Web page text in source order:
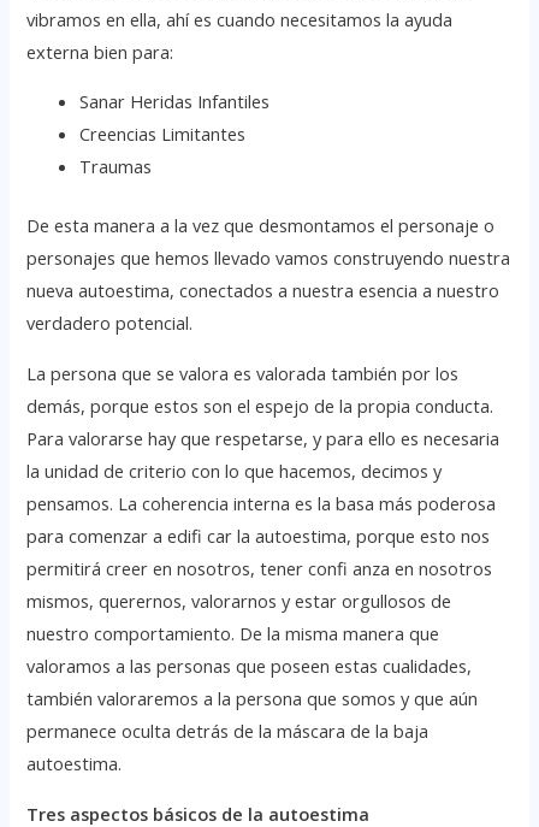
vibramos en ella, ahí es cuando necesitamos la ayuda
externa bien para:
Sanar Heridas Infantiles
Creencias Limitantes
Traumas
De esta manera a la vez que desmontamos el personaje o
personajes que hemos llevado vamos construyendo nuestra
nueva autoestima, conectados a nuestra esencia a nuestro
verdadero potencial.
La persona que se valora es valorada también por los
demás, porque estos son el espejo de la propia conducta.
Para valorarse hay que respetarse, y para ello es necesaria
la unidad de criterio con lo que hacemos, decimos y
pensamos. La coherencia interna es la basa más poderosa
para comenzar a edifi car la autoestima, porque esto nos
permitirá creer en nosotros, tener confi anza en nosotros
mismos, querernos, valorarnos y estar orgullosos de
nuestro comportamiento. De la misma manera que
valoramos a las personas que poseen estas cualidades,
también valoraremos a la persona que somos y que aún
permanece oculta detrás de la máscara de la baja
autoestima.
Tres aspectos básicos de la autoestima